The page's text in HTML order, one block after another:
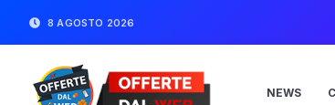
8 AGOSTO 2026
NEWS